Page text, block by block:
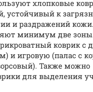
хлопковые
устойчивый к
и раздражений
минимум две
коврик с
и игровую (палас с
Также можно
для выделения